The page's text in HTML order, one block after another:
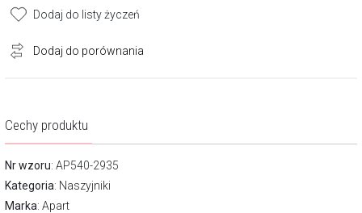
Dodaj do listy życzeń
Dodaj do porównania
Cechy produktu
Nr wzoru: AP540-2935
Kategoria: Naszyjniki
Marka: Apart